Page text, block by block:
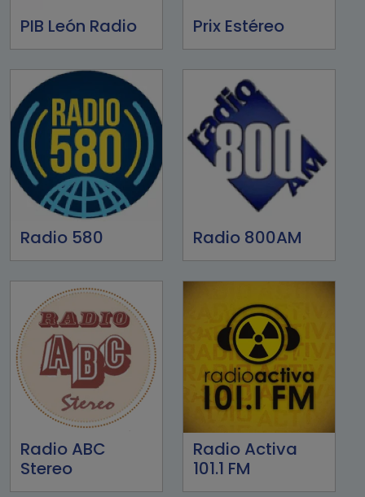
PIB León Radio Prix Estéreo
Radio 580 Radio 800AM
Radio ABC
Stereo
Radio Activa
101.1 FM